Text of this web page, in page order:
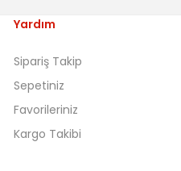
Yardım
Sipariş Takip
Sepetiniz
Favorileriniz
Kargo Takibi